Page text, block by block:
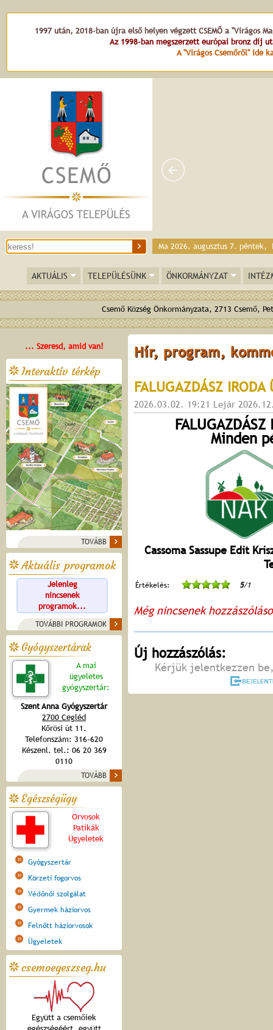
1997 után, 2018-ban újra első helyen végzett CSEMŐ a "Virágos
Az 1998-ban megszerzett európai bronz díj
A "Virágos Csemőről" ide
Ma 2026. augusztus 7. péntek,
AKTUÁLIS TELEPÜLÉSÜNK ÖNKORMÁNYZAT
Csemő Község Önkormányzata, 2713
... Szeresd, amid van!
Interaktív térkép
TOVÁBB
Aktuális programok
Jelenleg
nincsenek
programok...
TOVÁBBI PROGRAMOK
Gyógyszertárak
A mai
ügyeletes
gyógyszertár:
Szent Anna Gyógyszertár
2700 Cegléd
Kőrösi út 11.
Telefonszám: 316-620
Készenl. tel.: 06 20 369
0110
TOVÁBB
Egészségügy
Orvosok
Patikák
Ügyeletek
Gyógyszertár
Körzeti fogorvos
Védőnői szolgálat
Gyermek háziorvos
Felnőtt háziorvosok
Ügyeletek
csemoegeszseg.hu
Együtt a csemőiek
Hír, program,
FALUGAZDÁSZ IRODA
2026.03.02. 19:21 Lejár
FALUGAZDÁSZ
Minden
Cassoma Sassupe Edit
Értékelés: 5/1
Még nincsenek
Új hozzászólás:
Kérjük jelentkezzen